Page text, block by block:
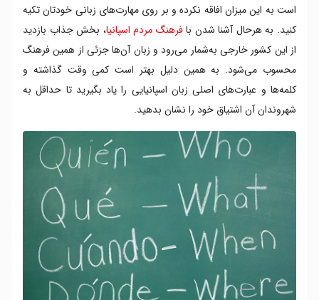
است به این میزان افاقه نکرده و بر روی مهارت‌های زبانی خودتان تکیه
کنید. به هرحال آشنا شدن بافرهنگ مردم اسپانیا، بخش جذاب بازدید
از این کشور خارجی به‌شمار می‌رود و زبان آن‌ها جزئی از همین فرهنگ
محسوب می‌شود. به همین دلیل بهتر است کمی وقت گذاشته و
کلمه‌ها و عبارت‌های اصلی زبان اسپانیایی را یاد بگیرید تا حداقل به
شهروندان آن اشتیاق خود را نشان بدهید.